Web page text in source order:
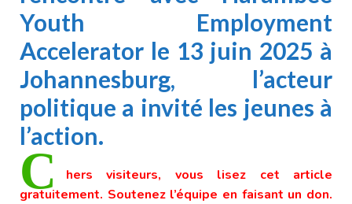
Youth Employment
Accelerator le 13 juin 2025 à
Johannesburg, l’acteur
politique a invité les jeunes à
l’action.
C
hers visiteurs, vous lisez cet article
gratuitement. Soutenez l’équipe en faisant un don.